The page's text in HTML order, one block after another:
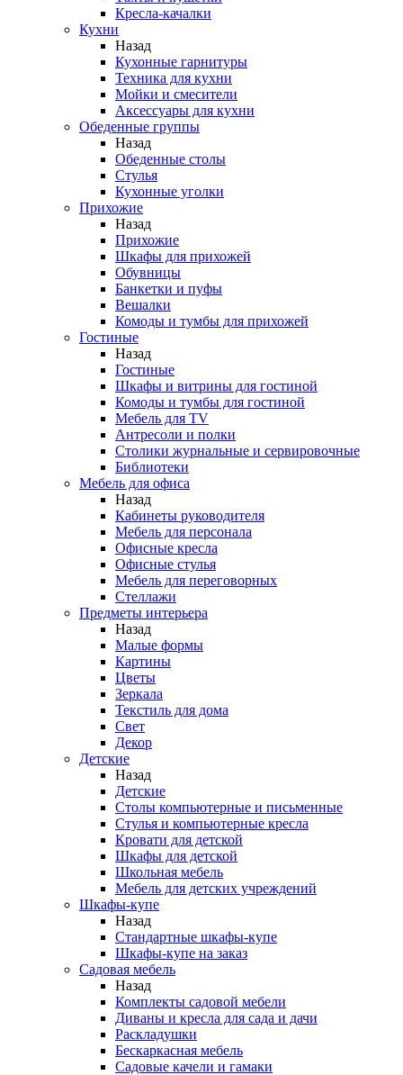
Кресла-качалки
Кухни
Назад
Кухонные гарнитуры
Техника для кухни
Мойки и смесители
Аксессуары для кухни
Обеденные группы
Назад
Обеденные столы
Стулья
Кухонные уголки
Прихожие
Назад
Прихожие
Шкафы для прихожей
Обувницы
Банкетки и пуфы
Вешалки
Комоды и тумбы для прихожей
Гостиные
Назад
Гостиные
Шкафы и витрины для гостиной
Комоды и тумбы для гостиной
Мебель для TV
Антресоли и полки
Столики журнальные и сервировочные
Библиотеки
Мебель для офиса
Назад
Кабинеты руководителя
Мебель для персонала
Офисные кресла
Офисные стулья
Мебель для переговорных
Стеллажи
Предметы интерьера
Назад
Малые формы
Картины
Цветы
Зеркала
Текстиль для дома
Свет
Декор
Детские
Назад
Детские
Столы компьютерные и письменные
Стулья и компьютерные кресла
Кровати для детской
Шкафы для детской
Школьная мебель
Мебель для детских учреждений
Шкафы-купе
Назад
Стандартные шкафы-купе
Шкафы-купе на заказ
Садовая мебель
Назад
Комплекты садовой мебели
Диваны и кресла для сада и дачи
Раскладушки
Бескаркасная мебель
Садовые качели и гамаки